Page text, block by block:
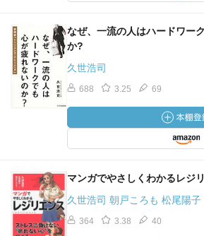
なぜ、一流の人はハードワー
か?
久世浩司
688 3.25 69
マンガでやさしくわかるレジ
久世浩司 朝戸ころも 松尾陽子
364 3.38 40